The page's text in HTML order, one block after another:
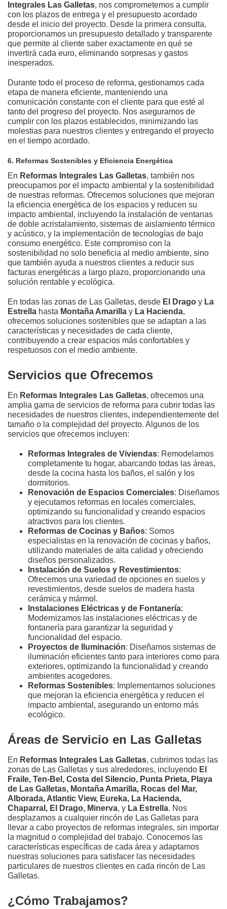
Integrales Las Galletas, nos comprometemos a cumplir
con los plazos de entrega y el presupuesto acordado
desde el inicio del proyecto. Desde la primera consulta,
proporcionamos un presupuesto detallado y transparente
que permite al cliente saber exactamente en qué se
invertirá cada euro, eliminando sorpresas y gastos
inesperados.
Durante todo el proceso de reforma, gestionamos cada
etapa de manera eficiente, manteniendo una
comunicación constante con el cliente para que esté al
tanto del progreso del proyecto. Nos aseguramos de
cumplir con los plazos establecidos, minimizando las
molestias para nuestros clientes y entregando el proyecto
en el tiempo acordado.
6. Reformas Sostenibles y Eficiencia Energética
En Reformas Integrales Las Galletas, también nos
preocupamos por el impacto ambiental y la sostenibilidad
de nuestras reformas. Ofrecemos soluciones que mejoran
la eficiencia energética de los espacios y reducen su
impacto ambiental, incluyendo la instalación de ventanas
de doble acristalamiento, sistemas de aislamiento térmico
y acústico, y la implementación de tecnologías de bajo
consumo energético. Este compromiso con la
sostenibilidad no solo beneficia al medio ambiente, sino
que también ayuda a nuestros clientes a reducir sus
facturas energéticas a largo plazo, proporcionando una
solución rentable y ecológica.
En todas las zonas de Las Galletas, desde El Drago y La
Estrella hasta Montaña Amarilla y La Hacienda,
ofrecemos soluciones sostenibles que se adaptan a las
características y necesidades de cada cliente,
contribuyendo a crear espacios más confortables y
respetuosos con el medio ambiente.
Servicios que Ofrecemos
En Reformas Integrales Las Galletas, ofrecemos una
amplia gama de servicios de reforma para cubrir todas las
necesidades de nuestros clientes, independientemente del
tamaño o la complejidad del proyecto. Algunos de los
servicios que ofrecemos incluyen:
Reformas Integrales de Viviendas: Remodelamos
completamente tu hogar, abarcando todas las áreas,
desde la cocina hasta los baños, el salón y los
dormitorios.
Renovación de Espacios Comerciales: Diseñamos
y ejecutamos reformas en locales comerciales,
optimizando su funcionalidad y creando espacios
atractivos para los clientes.
Reformas de Cocinas y Baños: Somos
especialistas en la renovación de cocinas y baños,
utilizando materiales de alta calidad y ofreciendo
diseños personalizados.
Instalación de Suelos y Revestimientos:
Ofrecemos una variedad de opciones en suelos y
revestimientos, desde suelos de madera hasta
cerámica y mármol.
Instalaciones Eléctricas y de Fontanería:
Modernizamos las instalaciones eléctricas y de
fontanería para garantizar la seguridad y
funcionalidad del espacio.
Proyectos de Iluminación: Diseñamos sistemas de
iluminación eficientes tanto para interiores como para
exteriores, optimizando la funcionalidad y creando
ambientes acogedores.
Reformas Sostenibles: Implementamos soluciones
que mejoran la eficiencia energética y reducen el
impacto ambiental, asegurando un entorno más
ecológico.
Áreas de Servicio en Las Galletas
En Reformas Integrales Las Galletas, cubrimos todas las
zonas de Las Galletas y sus alrededores, incluyendo El
Fraile, Ten-Bel, Costa del Silencio, Punta Prieta, Playa
de Las Galletas, Montaña Amarilla, Rocas del Mar,
Alborada, Atlantic View, Eureka, La Hacienda,
Chaparral, El Drago, Minerva, y La Estrella. Nos
desplazamos a cualquier rincón de Las Galletas para
llevar a cabo proyectos de reformas integrales, sin importar
la magnitud o complejidad del trabajo. Conocemos las
características específicas de cada área y adaptamos
nuestras soluciones para satisfacer las necesidades
particulares de nuestros clientes en cada rincón de Las
Galletas.
¿Cómo Trabajamos?